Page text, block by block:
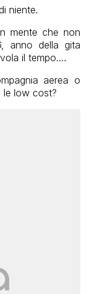
niente.
mente che non
anno della gita
il tempo….
aerea o
le low cost?